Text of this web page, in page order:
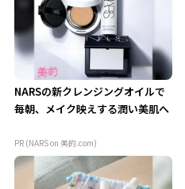
NARSの新クレンジングオイルで
毎朝、メイク映えする潤い美肌へ
PR (NARS on 美的.com)